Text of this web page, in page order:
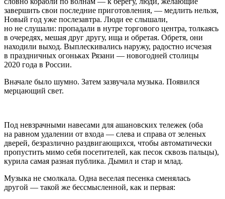
завершить свои последние приготовления, — медлить нельзя,
Новый год уже послезавтра. Люди ее слышали,
но не слушали: пропадали в нутре торгового центра, толкаясь
в очередях, мешая друг другу, ища и обретая. Обретя, они
находили выход. Выплескивались наружу, радостно исчезая
в праздничных огоньках Рязани — новогодней столицы
2020 года в России.
Вначале было шумно. Затем зазвучала музыка. Появился
мерцающий свет.
Под невзрачными навесами для ашановских тележек (оба
на равном удалении от входа — слева и справа от зеленых
дверей, безразлично раздвигающихся, чтобы автоматически
пропустить мимо себя посетителей, как песок сквозь пальцы),
курила самая разная публика. Дымил и стар и млад.
Музыка не смолкала. Одна веселая песенка сменялась
другой — такой же бессмысленной, как и первая: